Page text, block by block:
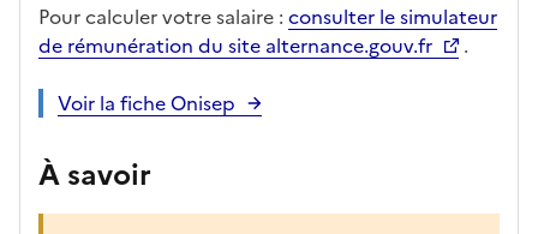
Pour calculer votre salaire : consulter le simulateur
de rémunération du site alternance.gouv.fr
.
Voir la fiche Onisep
À savoir